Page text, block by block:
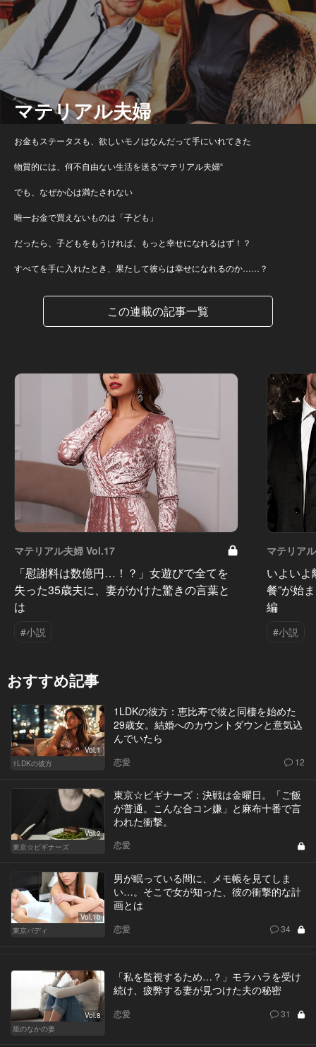
マテリアル夫婦
お金もステータスも、欲しいモノはなんだって手にいれてきた
物質的には、何不自由ない生活を送る“マテリアル夫婦“
でも、なぜか心は満たされない
唯一お金で買えないものは「子ども」
だったら、子どもをもうければ、もっと幸せになれるはず！？
すべてを手に入れたとき、果たして彼らは幸せになれるのか……？
この連載の記事一覧
マテリアル夫婦 Vol.17
「慰謝料は数億円…！？」女遊びで全てを
失った35歳夫に、妻がかけた驚きの言葉と
は
#小説
マテリア
いよいよ
餐”が始
編
#小説
おすすめ記事
Vol.1
1LDKの彼方
1LDKの彼方：恵比寿で彼と同棲を始めた
29歳女。結婚へのカウントダウンと意気込
んでいたら
恋愛 12
Vol.2
東京☆ビギナーズ
東京☆ビギナーズ：決戦は金曜日。「ご飯
が普通。こんな合コン嫌」と麻布十番で言
われた衝撃。
恋愛
Vol.10
東京バディ
男が眠っている間に、メモ帳を見てしま
い…。そこで女が知った、彼の衝撃的な計
画とは
恋愛 34
Vol.8
籠のなかの妻
「私を監視するため…？」モラハラを受け
続け、疲弊する妻が見つけた夫の秘密
恋愛 31